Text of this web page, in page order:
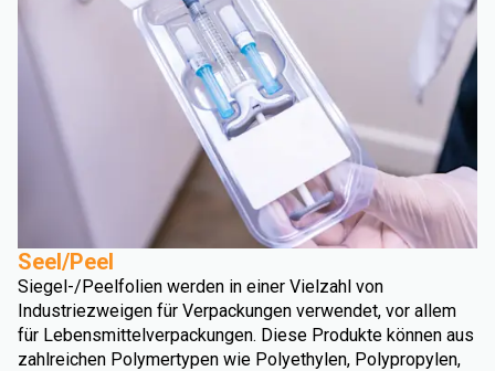
Seel/Peel
Siegel-/Peelfolien werden in einer Vielzahl von
Industriezweigen für Verpackungen verwendet, vor allem
für Lebensmittelverpackungen. Diese Produkte können aus
zahlreichen Polymertypen wie Polyethylen, Polypropylen,